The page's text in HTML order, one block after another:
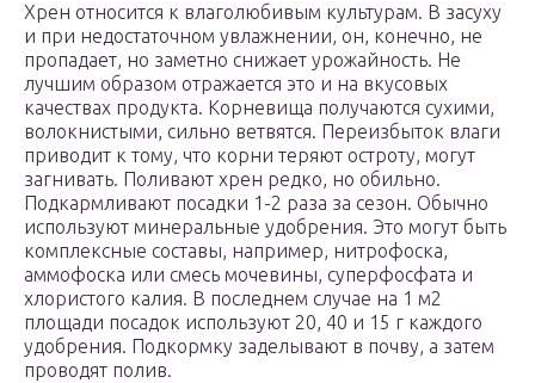
Хрен относится к влаголюбивым культурам. В засуху
и при недостаточном увлажнении, он, конечно, не
пропадает, но заметно снижает урожайность. Не
лучшим образом отражается это и на вкусовых
качествах продукта. Корневища получаются сухими,
волокнистыми, сильно ветвятся. Переизбыток влаги
приводит к тому, что корни теряют остроту, могут
загнивать. Поливают хрен редко, но обильно.
Подкармливают посадки 1-2 раза за сезон. Обычно
используют минеральные удобрения. Это могут быть
комплексные составы, например, нитрофоска,
аммофоска или смесь мочевины, суперфосфата и
хлористого калия. В последнем случае на 1 м2
площади посадок используют 20, 40 и 15 г каждого
удобрения. Подкормку заделывают в почву, а затем
проводят полив.